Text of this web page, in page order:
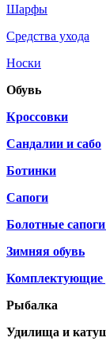
Шарфы
Средства ухода
Носки
Обувь
Кроссовки
Сандалии и сабо
Ботинки
Сапоги
Болотные
Зимняя обувь
Комплектующие
Рыбалка
Удилища и